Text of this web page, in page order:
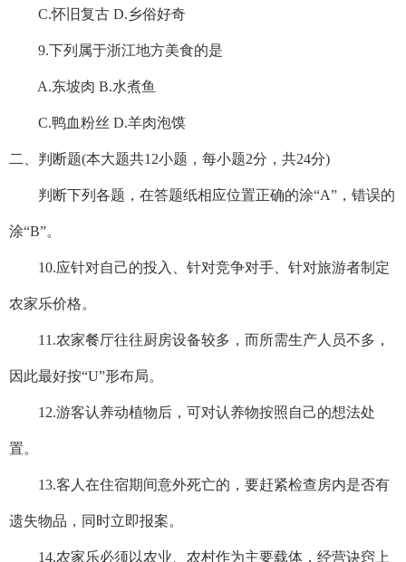
C.怀旧复古 D.乡俗好奇
9.下列属于浙江地方美食的是
A.东坡肉 B.水煮鱼
C.鸭血粉丝 D.羊肉泡馍
二、判断题(本大题共12小题，每小题2分，共24分)
判断下列各题，在答题纸相应位置正确的涂“A”，错误的
涂“B”。
10.应针对自己的投入、针对竞争对手、针对旅游者制定
农家乐价格。
11.农家餐厅往往厨房设备较多，而所需生产人员不多，
因此最好按“U”形布局。
12.游客认养动植物后，可对认养物按照自己的想法处
置。
13.客人在住宿期间意外死亡的，要赶紧检查房内是否有
遗失物品，同时立即报案。
14.农家乐必须以农业、农村作为主要载体，经营诀窍上